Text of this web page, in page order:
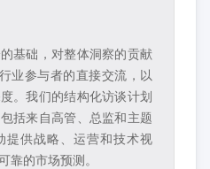
基础，对整体洞察的贡献
业参与者的直接交流，以
。我们的结构化访谈计划
括来自高管、总监和主题
提供战略、运营和技术视
靠的市场预测。